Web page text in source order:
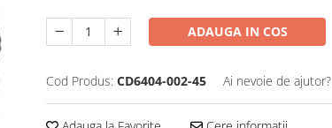
ADAUGA IN COS
Cod Produs: CD6404-002-45 Ai nevoie de ajutor?